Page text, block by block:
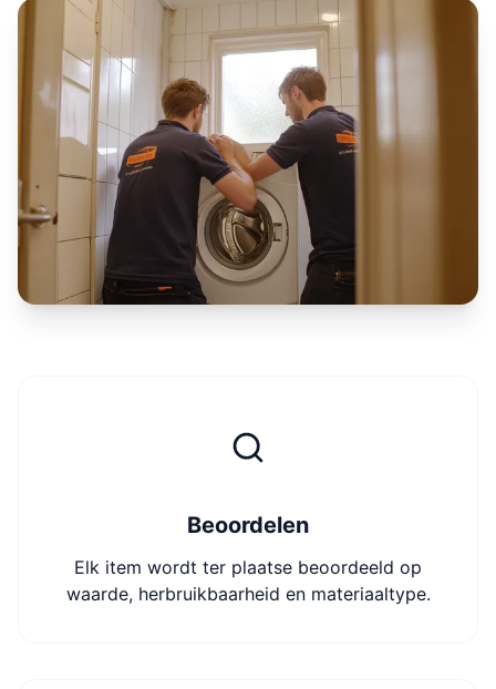
Beoordelen
Elk item wordt ter plaatse beoordeeld op
waarde, herbruikbaarheid en materiaaltype.